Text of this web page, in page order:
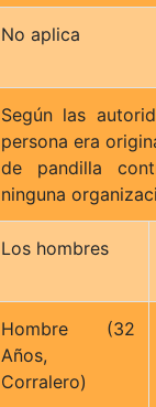
No aplica
Según las
persona era
de pandilla
ninguna
Los hombres
Hombre (32
Años,
Corralero)